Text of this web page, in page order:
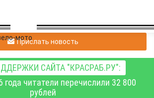
мото
Прислать новость
САЙТА "КРАСРАБ.РУ":
года читатели перечислили 32 800
рублей